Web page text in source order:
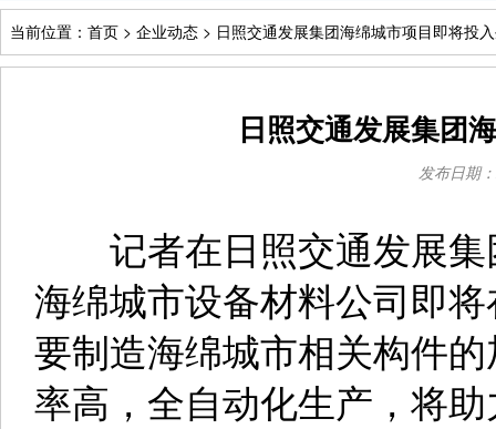
当前位置：首页 > 企业动态 > 日照交通发展集团海绵城市项目即将投
日照交通发展集团
发布日期
记者在日照交通发展集
海绵城市设备材料公司即
要制造海绵城市相关构件
率高，全自动化生产，将